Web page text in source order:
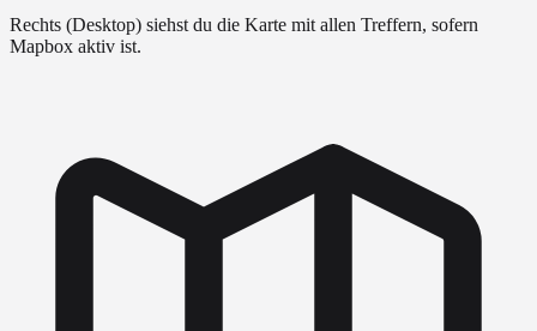
Rechts (Desktop) siehst du die Karte mit allen Treffern, sofern
Mapbox aktiv ist.